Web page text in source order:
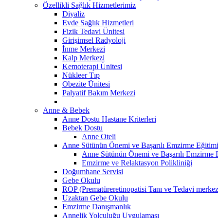
Özellikli Sağlık Hizmetlerimiz
Diyaliz
Evde Sağlık Hizmetleri
Fizik Tedavi Ünitesi
Girişimsel Radyoloji
İnme Merkezi
Kalp Merkezi
Kemoterapi Ünitesi
Nükleer Tıp
Obezite Ünitesi
Palyatif Bakım Merkezi
Anne & Bebek
Anne Dostu Hastane Kriterleri
Bebek Dostu
Anne Oteli
Anne Sütünün Önemi ve Başarılı Emzirme Eğitimi
Anne Sütünün Önemi ve Başarılı Emzirme
Emzirme ve Relaktasyon Polikliniği
Doğumhane Servisi
Gebe Okulu
ROP (Prematüreretinopatisi Tanı ve Tedavi
Uzaktan Gebe Okulu
Emzirme Danışmanlık
Annelik Yolculuğu Uygulaması